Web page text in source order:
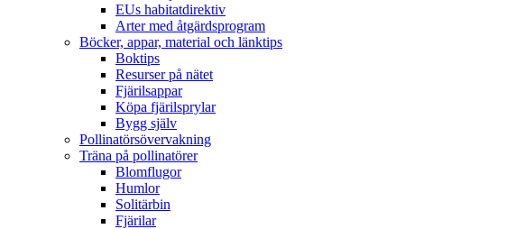
EUs habitatdirektiv
Arter med åtgärdsprogram
Böcker, appar, material och länktips
Boktips
Resurser på nätet
Fjärilsappar
Köpa fjärilsprylar
Bygg själv
Pollinatörsövervakning
Träna på pollinatörer
Blomflugor
Humlor
Solitärbin
Fjärilar